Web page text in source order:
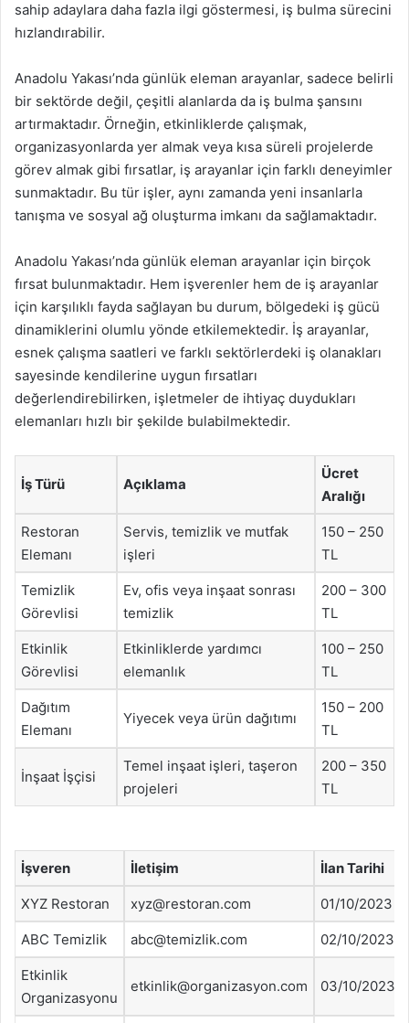
sahip adaylara daha fazla ilgi göstermesi, iş bulma sürecini
hızlandırabilir.
Anadolu Yakası’nda günlük eleman arayanlar, sadece belirli
bir sektörde değil, çeşitli alanlarda da iş bulma şansını
artırmaktadır. Örneğin, etkinliklerde çalışmak,
organizasyonlarda yer almak veya kısa süreli projelerde
görev almak gibi fırsatlar, iş arayanlar için farklı deneyimler
sunmaktadır. Bu tür işler, aynı zamanda yeni insanlarla
tanışma ve sosyal ağ oluşturma imkanı da sağlamaktadır.
Anadolu Yakası’nda günlük eleman arayanlar için birçok
fırsat bulunmaktadır. Hem işverenler hem de iş arayanlar
için karşılıklı fayda sağlayan bu durum, bölgedeki iş gücü
dinamiklerini olumlu yönde etkilemektedir. İş arayanlar,
esnek çalışma saatleri ve farklı sektörlerdeki iş olanakları
sayesinde kendilerine uygun fırsatları
değerlendirebilirken, işletmeler de ihtiyaç duydukları
elemanları hızlı bir şekilde bulabilmektedir.
İş Türü Açıklama
Ücret
Aralığı
Restoran
Elemanı
Servis, temizlik ve mutfak
işleri
150 – 250
TL
Temizlik
Görevlisi
Ev, ofis veya inşaat sonrası
temizlik
200 – 300
TL
Etkinlik
Görevlisi
Etkinliklerde yardımcı
elemanlık
100 – 250
TL
Dağıtım
Elemanı
Yiyecek veya ürün dağıtımı
150 – 200
TL
İnşaat İşçisi
Temel inşaat işleri, taşeron
projeleri
200 – 350
TL
İşveren İletişim İlan Tarihi
XYZ Restoran xyz@restoran.com 01/10/2023
ABC Temizlik abc@temizlik.com 02/10/2023
Etkinlik
Organizasyonu
etkinlik@organizasyon.com 03/10/2023